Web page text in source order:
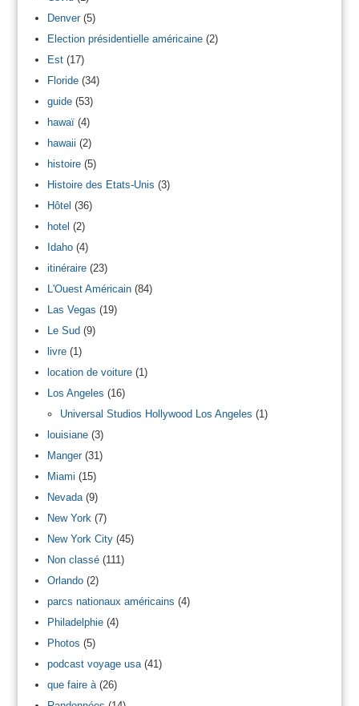
Denver(5)
Election présidentielle américaine(2)
Est(17)
Floride(34)
guide(53)
hawaï(4)
hawaii (2)
histoire(5)
Histoire des Etats-Unis (3)
Hôtel (36)
hotel (2)
Idaho(4)
itinéraire(23)
L'Ouest Américain(84)
Las Vegas (19)
Le Sud(9)
livre(1)
location de voiture(1)
Los Angeles (16)
Universal Studios Hollywood Los Angeles (1)
louisiane(3)
Manger(31)
Miami (15)
Nevada(9)
New York (7)
New York City(45)
Non classé(111)
Orlando(2)
parcs nationaux américains (4)
Philadelphie(4)
Photos (5)
podcast voyage usa(41)
que faire à(26)